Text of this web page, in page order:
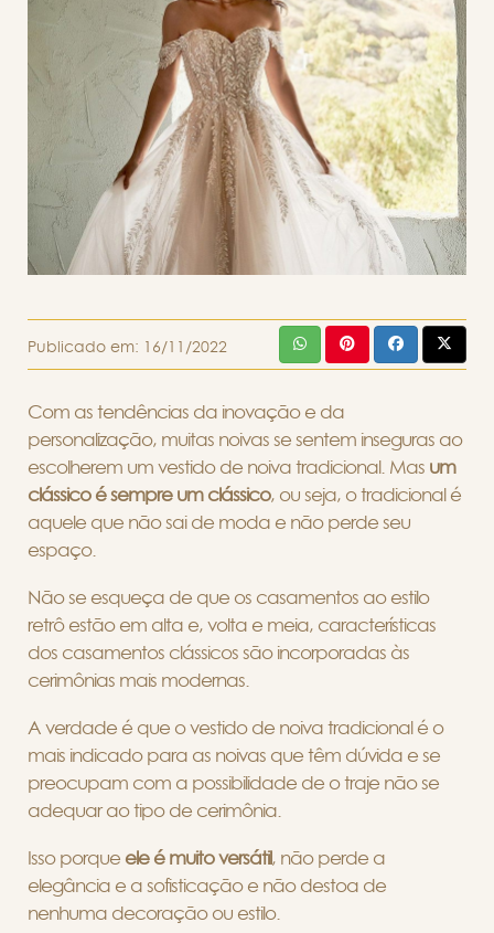
Publicado em: 16/11/2022
Com as tendências da inovação e da
personalização, muitas noivas se sentem inseguras ao
escolherem um vestido de noiva tradicional. Mas um
clássico é sempre um clássico, ou seja, o tradicional é
aquele que não sai de moda e não perde seu
espaço.
Não se esqueça de que os casamentos ao estilo
retrô estão em alta e, volta e meia, características
dos casamentos clássicos são incorporadas às
cerimônias mais modernas.
A verdade é que o vestido de noiva tradicional é o
mais indicado para as noivas que têm dúvida e se
preocupam com a possibilidade de o traje não se
adequar ao tipo de cerimônia.
Isso porque ele é muito versátil, não perde a
elegância e a sofisticação e não destoa de
nenhuma decoração ou estilo.